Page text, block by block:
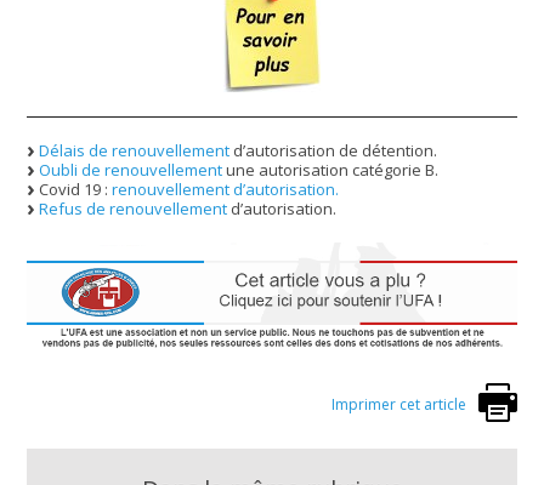
Délais de renouvellement d’autorisation de détention.
Oubli de renouvellementune autorisation catégorie B.
Covid 19 :renouvellement d’autorisation.
Refus de renouvellement d’autorisation.
Imprimer cet article